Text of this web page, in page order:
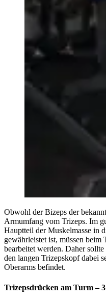
Obwohl der Bizeps der
Armumfang vom Trizeps. Im
Hauptteil der Muskelmasse in
gewährleistet ist, müssen
bearbeitet werden. Daher
den langen Trizepskopf dabei
Oberarms befindet.
Trizepsdrücken am Turm –